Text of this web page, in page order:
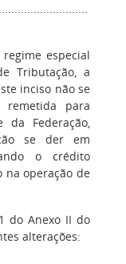
especial
Tributação, a
inciso não se
para
da Federação,
se der em
o crédito
operação de
do Anexo II do
alterações: